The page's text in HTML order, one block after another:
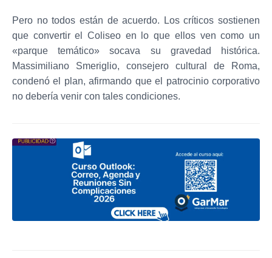
Pero no todos están de acuerdo. Los críticos sostienen
que convertir el Coliseo en lo que ellos ven como un
«parque temático» socava su gravedad histórica.
Massimiliano Smeriglio, consejero cultural de Roma,
condenó el plan, afirmando que el patrocinio corporativo
no debería venir con tales condiciones.